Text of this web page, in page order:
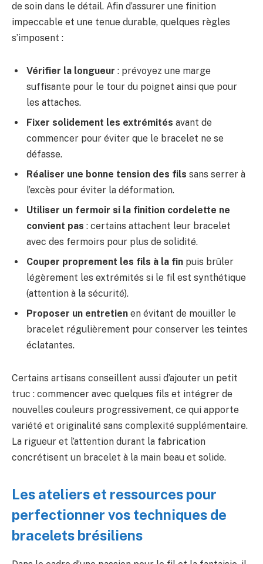
de soin dans le détail. Afin d’assurer une finition
impeccable et une tenue durable, quelques règles
s’imposent :
Vérifier la longueur : prévoyez une marge
suffisante pour le tour du poignet ainsi que pour
les attaches.
Fixer solidement les extrémités avant de
commencer pour éviter que le bracelet ne se
défasse.
Réaliser une bonne tension des fils sans serrer à
l’excès pour éviter la déformation.
Utiliser un fermoir si la finition cordelette ne
convient pas : certains attachent leur bracelet
avec des fermoirs pour plus de solidité.
Couper proprement les fils à la fin puis brûler
légèrement les extrémités si le fil est synthétique
(attention à la sécurité).
Proposer un entretien en évitant de mouiller le
bracelet régulièrement pour conserver les teintes
éclatantes.
Certains artisans conseillent aussi d’ajouter un petit
truc : commencer avec quelques fils et intégrer de
nouvelles couleurs progressivement, ce qui apporte
variété et originalité sans complexité supplémentaire.
La rigueur et l’attention durant la fabrication
concrétisent un bracelet à la main beau et solide.
Les ateliers et ressources pour
perfectionner vos techniques de
bracelets brésiliens